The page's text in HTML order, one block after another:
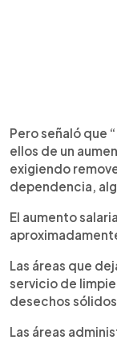
Pero señaló que
ellos de un
exigiendo
dependencia,
El aumento
Las áreas que
servicio de
desechos
Las áreas